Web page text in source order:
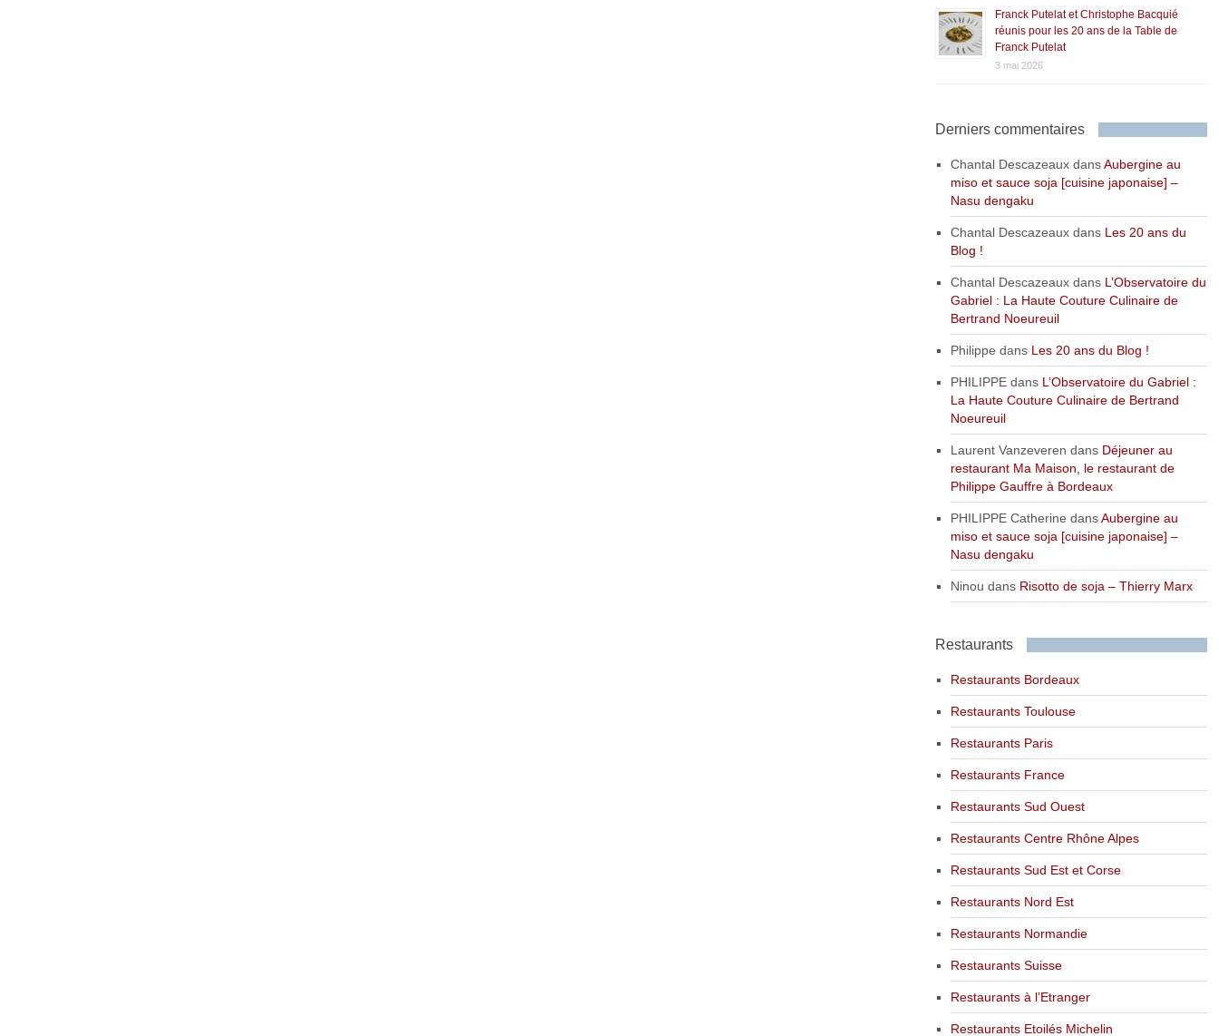
Franck Putelat et Christophe Bacquié
réunis pour les 20 ans de la Table de
Franck Putelat
3 mai 2026
Derniers commentaires
Chantal DescazeauxdansAubergine au
miso et sauce soja [cuisine japonaise] –
Nasu dengaku
Chantal Descazeauxdans Les 20 ans du
Blog !
Chantal Descazeauxdans L’Observatoire du
Gabriel : La Haute Couture Culinaire de
Bertrand Noeureuil
Philippe dans Les 20 ans du Blog !
PHILIPPEdans L’Observatoire du Gabriel :
La Haute Couture Culinaire de Bertrand
Noeureuil
Laurent Vanzeveren dans Déjeuner au
restaurant Ma Maison, le restaurant de
Philippe Gauffre à Bordeaux
PHILIPPE Catherine dansAubergine au
miso et sauce soja [cuisine japonaise] –
Nasu dengaku
Ninou dans Risotto de soja – Thierry Marx
Restaurants
Restaurants Bordeaux
Restaurants Toulouse
Restaurants Paris
Restaurants France
Restaurants Sud Ouest
Restaurants Centre Rhône Alpes
Restaurants Sud Est et Corse
Restaurants Nord Est
Restaurants Normandie
Restaurants Suisse
Restaurants à l’Etranger
Restaurants Etoilés Michelin